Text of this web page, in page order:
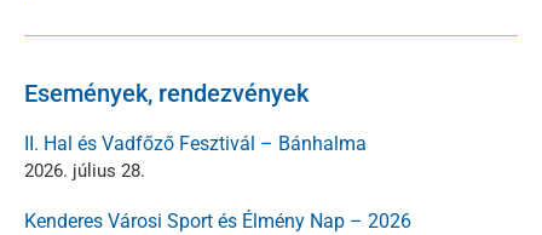
Események, rendezvények
II. Hal és Vadfőző Fesztivál – Bánhalma
2026. július 28.
Kenderes Városi Sport és Élmény Nap – 2026